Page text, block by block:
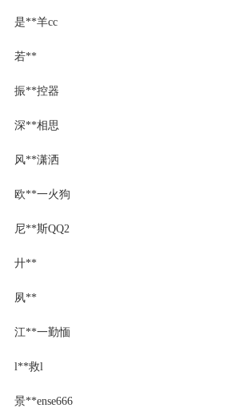
是**羊cc
若**
振**控器
深**相思
风**潇洒
欧**一火狗
尼**斯QQ2
廾**
夙**
江**一勤愐
l**救l
景**ense666